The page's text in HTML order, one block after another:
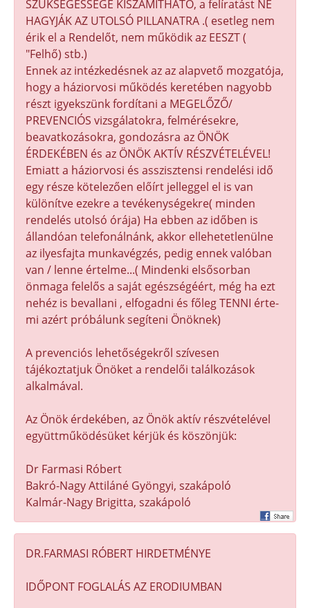
SZÜKSÉGESSÉGE KISZÁMÍTHATÓ, a felíratást NE
HAGYJÁK AZ UTOLSÓ PILLANATRA .( esetleg nem
érik el a Rendelőt, nem működik az EESZT (
"Felhő) stb.)
Ennek az intézkedésnek az az alapvető mozgatója,
hogy a háziorvosi működés keretében nagyobb
részt igyekszünk fordítani a MEGELŐZŐ/
PREVENCIÓS vizsgálatokra, felmérésekre,
beavatkozásokra, gondozásra az ÖNÖK
ÉRDEKÉBEN és az ÖNÖK AKTÍV RÉSZVÉTELÉVEL!
Emiatt a háziorvosi és asszisztensi rendelési idő
egy része kötelezően előírt jelleggel el is van
különítve ezekre a tevékenységekre( minden
rendelés utolsó órája) Ha ebben az időben is
állandóan telefonálnánk, akkor ellehetetlenülne
az ilyesfajta munkavégzés, pedig ennek valóban
van / lenne értelme...( Mindenki elsősorban
önmaga felelős a saját egészségéért, még ha ezt
nehéz is bevallani , elfogadni és főleg TENNI érte-
mi azért próbálunk segíteni Önöknek)
A prevenciós lehetőségekről szívesen
tájékoztatjuk Önöket a rendelői találkozások
alkalmával.
Az Önök érdekében, az Önök aktív részvételével
együttműködésüket kérjük és köszönjük:
Dr Farmasi Róbert
Bakró-Nagy Attiláné Gyöngyi, szakápoló
Kalmár-Nagy Brigitta, szakápoló
DR.FARMASI RÓBERT HIRDETMÉNYE
IDŐPONT FOGLALÁS AZ ERODIUMBAN